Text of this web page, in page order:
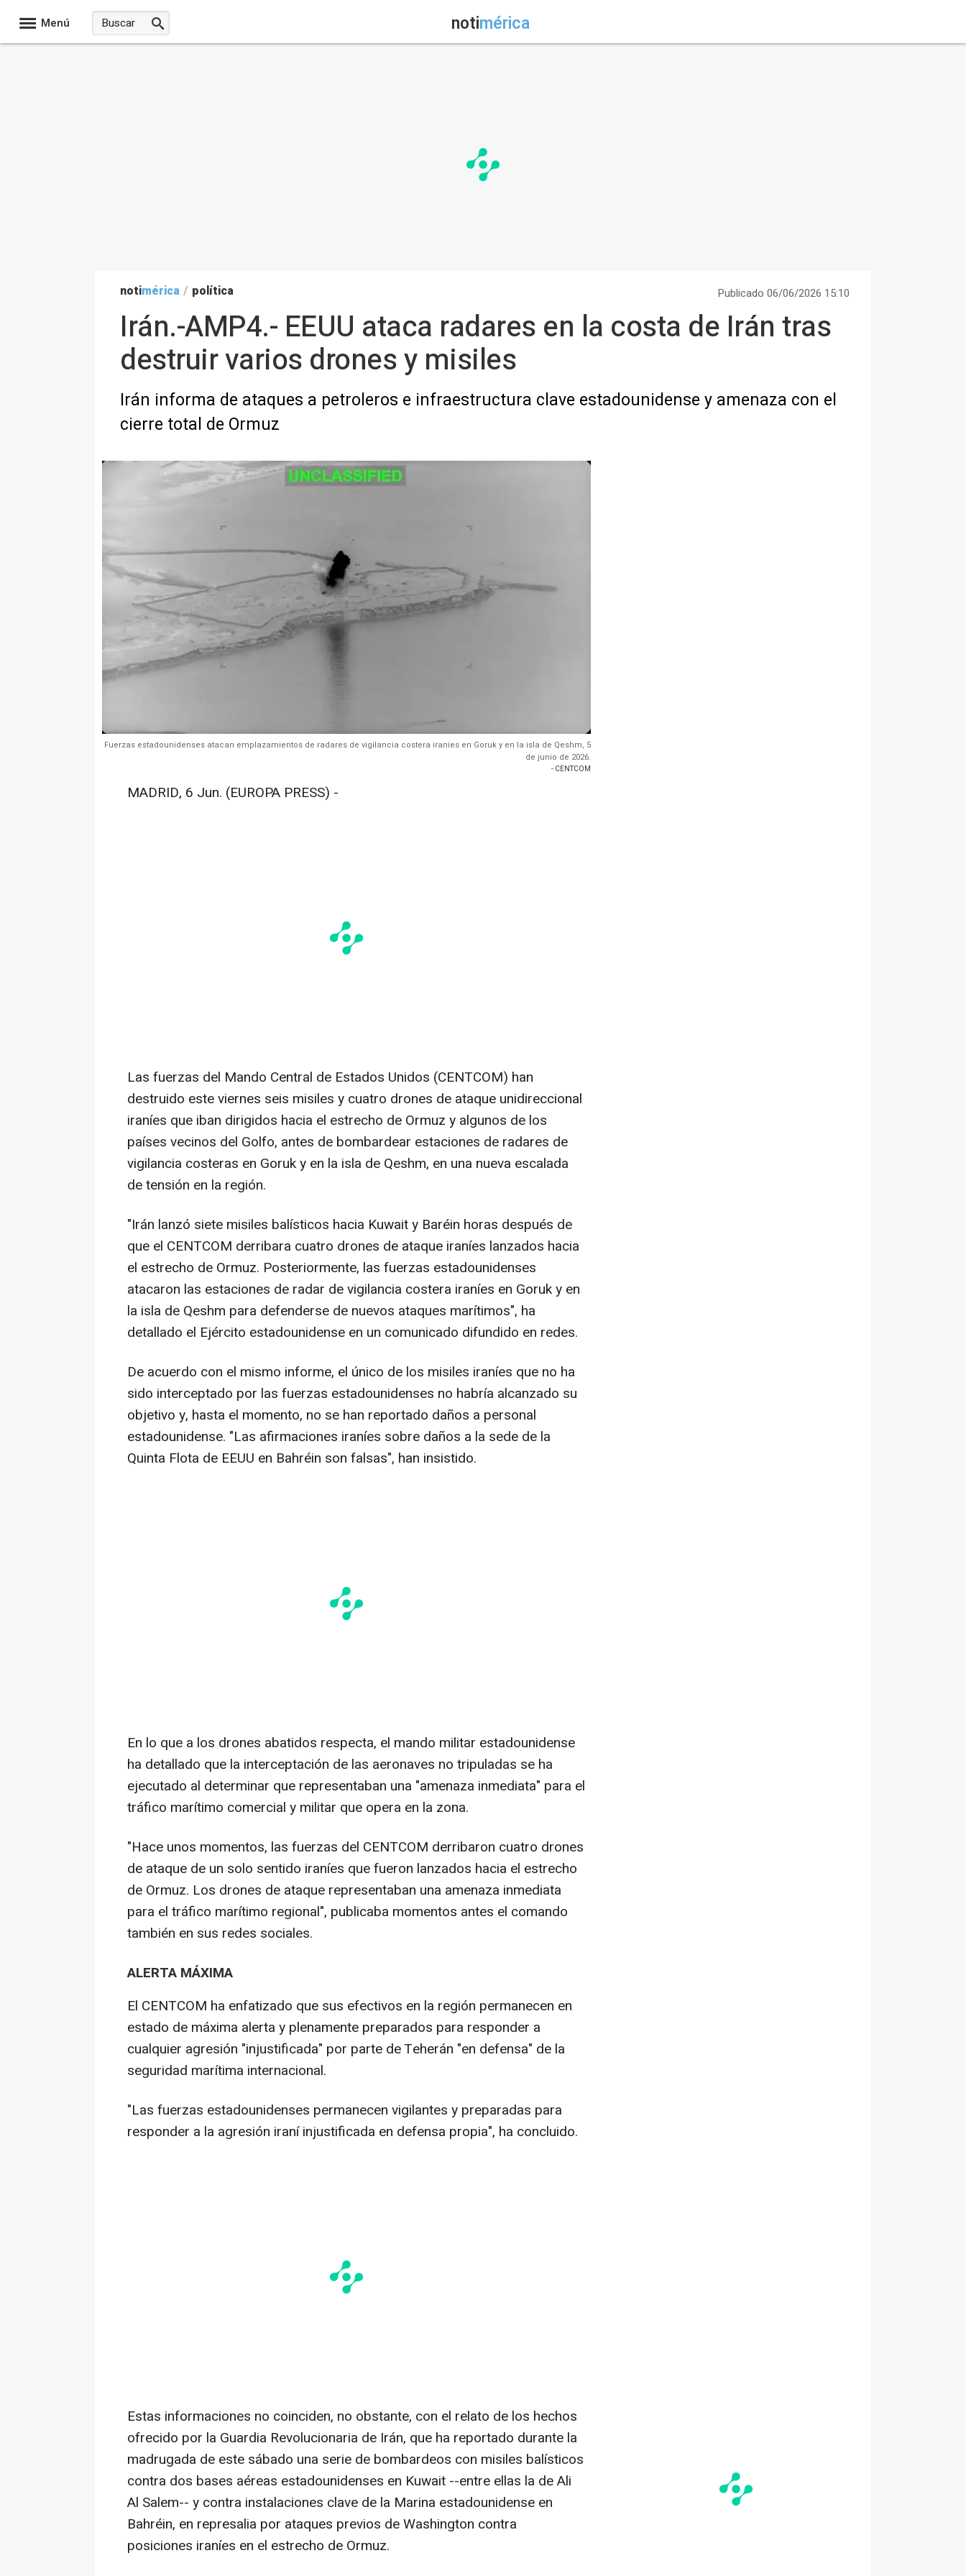
Menú notimérica
notimérica / política Publicado 06/06/2026 15:10
Irán.-AMP4.- EEUU ataca radares en la costa de Irán tras
destruir varios drones y misiles
Irán informa de ataques a petroleros e infraestructura clave estadounidense y amenaza con el
cierre total de Ormuz
Fuerzas estadounidenses atacan emplazamientos de radares de vigilancia costera iraníes en Goruk y en la isla de Qeshm, 5
de junio de 2026.
- CENTCOM
MADRID, 6 Jun. (EUROPA PRESS) -
Las fuerzas del Mando Central de Estados Unidos (CENTCOM) han
destruido este viernes seis misiles y cuatro drones de ataque unidireccional
iraníes que iban dirigidos hacia el estrecho de Ormuz y algunos de los
países vecinos del Golfo, antes de bombardear estaciones de radares de
vigilancia costeras en Goruk y en la isla de Qeshm, en una nueva escalada
de tensión en la región.
"Irán lanzó siete misiles balísticos hacia Kuwait y Baréin horas después de
que el CENTCOM derribara cuatro drones de ataque iraníes lanzados hacia
el estrecho de Ormuz. Posteriormente, las fuerzas estadounidenses
atacaron las estaciones de radar de vigilancia costera iraníes en Goruk y en
la isla de Qeshm para defenderse de nuevos ataques marítimos", ha
detallado el Ejército estadounidense en un comunicado difundido en redes.
De acuerdo con el mismo informe, el único de los misiles iraníes que no ha
sido interceptado por las fuerzas estadounidenses no habría alcanzado su
objetivo y, hasta el momento, no se han reportado daños a personal
estadounidense. "Las afirmaciones iraníes sobre daños a la sede de la
Quinta Flota de EEUU en Bahréin son falsas", han insistido.
En lo que a los drones abatidos respecta, el mando militar estadounidense
ha detallado que la interceptación de las aeronaves no tripuladas se ha
ejecutado al determinar que representaban una "amenaza inmediata" para el
tráfico marítimo comercial y militar que opera en la zona.
"Hace unos momentos, las fuerzas del CENTCOM derribaron cuatro drones
de ataque de un solo sentido iraníes que fueron lanzados hacia el estrecho
de Ormuz. Los drones de ataque representaban una amenaza inmediata
para el tráfico marítimo regional", publicaba momentos antes el comando
también en sus redes sociales.
ALERTA MÁXIMA
El CENTCOM ha enfatizado que sus efectivos en la región permanecen en
estado de máxima alerta y plenamente preparados para responder a
cualquier agresión "injustificada" por parte de Teherán "en defensa" de la
seguridad marítima internacional.
"Las fuerzas estadounidenses permanecen vigilantes y preparadas para
responder a la agresión iraní injustificada en defensa propia", ha concluido.
Estas informaciones no coinciden, no obstante, con el relato de los hechos
ofrecido por la Guardia Revolucionaria de Irán, que ha reportado durante la
madrugada de este sábado una serie de bombardeos con misiles balísticos
contra dos bases aéreas estadounidenses en Kuwait --entre ellas la de Ali
Al Salem-- y contra instalaciones clave de la Marina estadounidense en
Bahréin, en represalia por ataques previos de Washington contra
posiciones iraníes en el estrecho de Ormuz.